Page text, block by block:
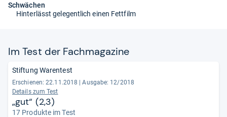
Schwächen
Hinterlässt gelegentlich einen Fettfilm
Im Test der Fach­ma­ga­zine
Stiftung Warentest
Erschienen: 22.11.2018
Ausgabe: 12/2018
Details zum Test
„gut“ (2,3)
17 Produkte im Test